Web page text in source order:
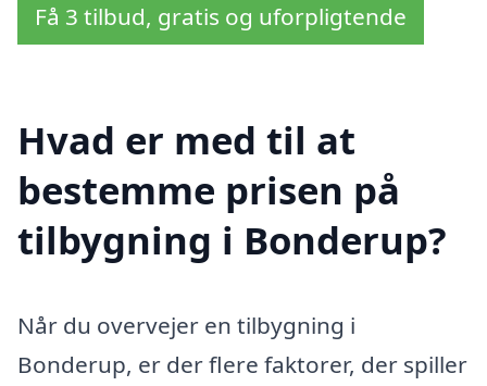
Få 3 tilbud, gratis og uforpligtende
Hvad er med til at
bestemme prisen på
tilbygning i Bonderup?
Når du overvejer en tilbygning i
Bonderup, er der flere faktorer, der spiller